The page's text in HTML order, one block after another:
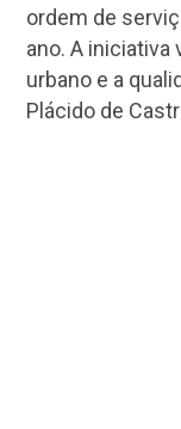
ordem de
ano. A iniciativa
urbano e a
Plácido de